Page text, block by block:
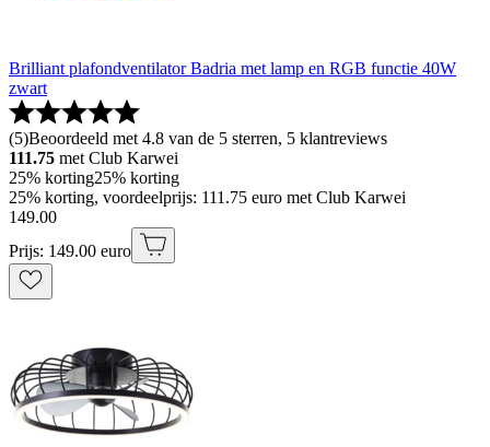
Brilliant plafondventilator Badria met lamp en RGB functie 40W
zwart
(5)Beoordeeld met 4.8 van de 5 sterren, 5 klantreviews
111.75 met Club Karwei
25% korting25% korting
25% korting, voordeelprijs: 111.75 euro met Club Karwei
149.00
Prijs: 149.00 euro